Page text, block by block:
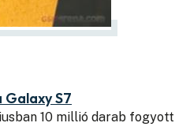
Galaxy S7
10 millió darab fogyott